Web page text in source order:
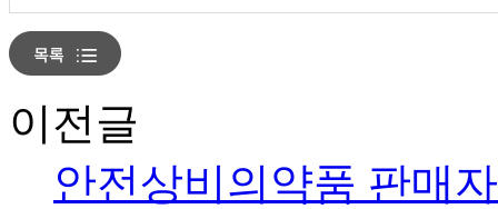
이전글
안전상비의약품 판매